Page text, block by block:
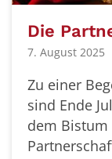
Die
7. August 2025
Zu einer
sind Ende
dem